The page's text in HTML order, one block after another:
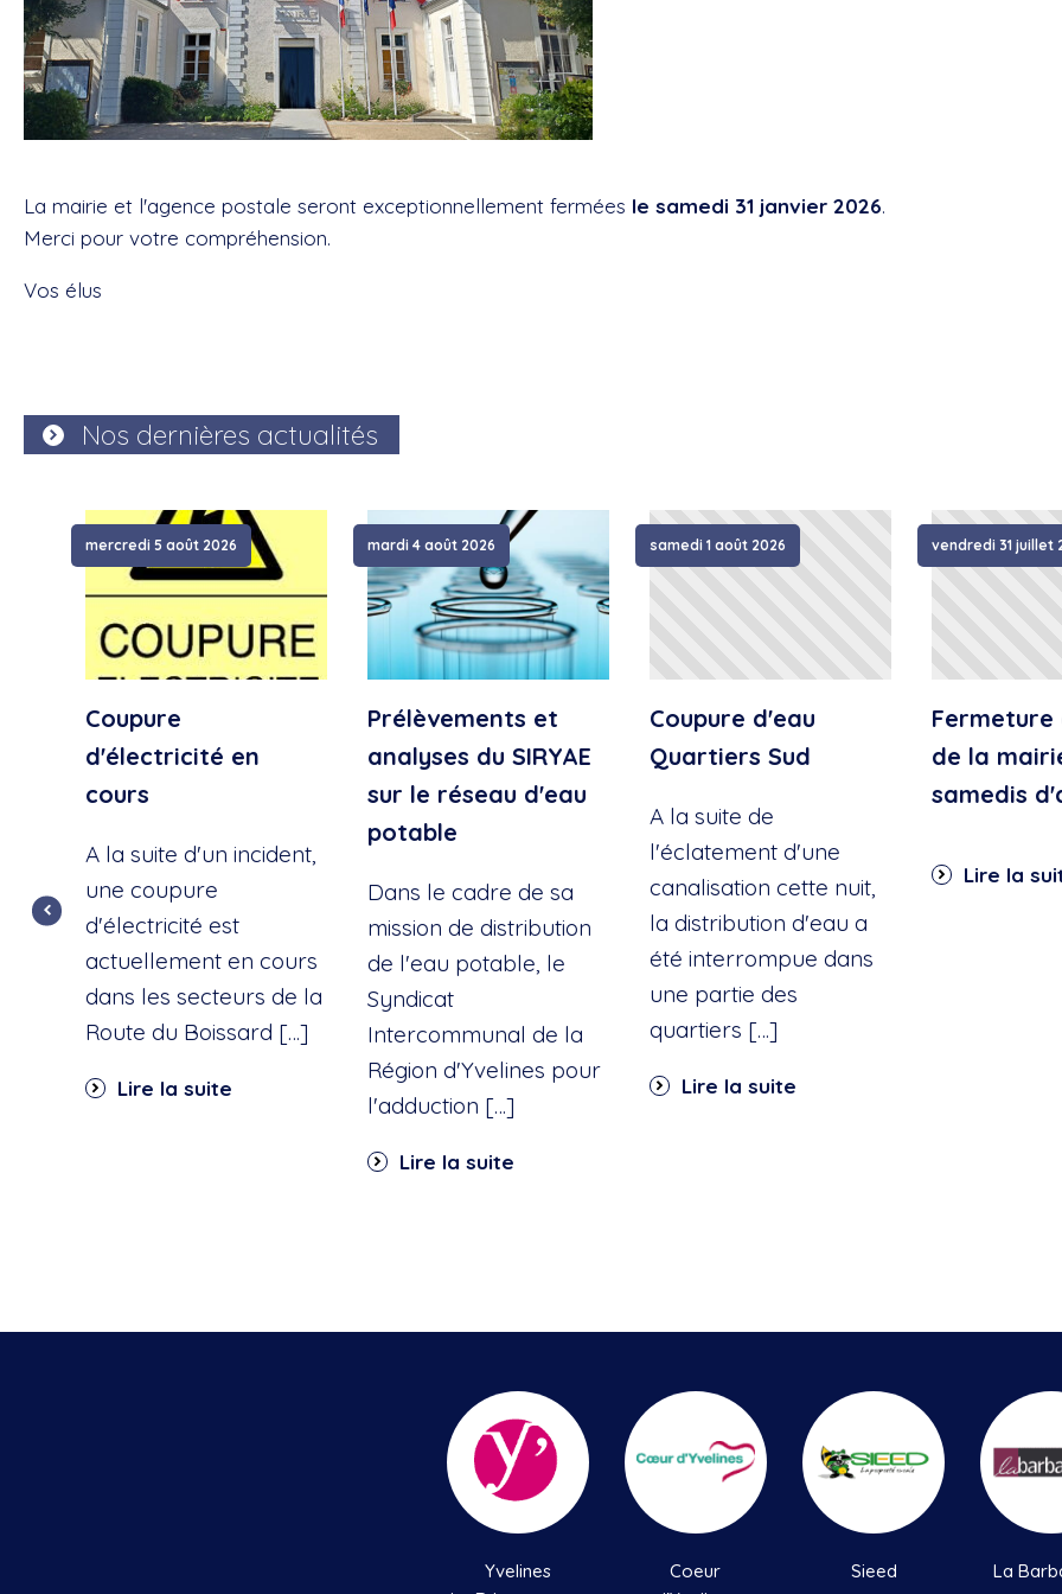
La mairie et l'agence postale seront exceptionnellement fermées le samedi 31 janvier 2026.
Merci pour votre compréhension.
Vos élus
Nos dernières actualités
mercredi 5 août 2026
Coupure
d'électricité en
cours
A la suite d'un incident,
une coupure
d'électricité est
actuellement en cours
dans les secteurs de la
Route du Boissard […]
Lire la suite
mardi 4 août 2026
Prélèvements et
analyses du SIRYAE
sur le réseau d'eau
potable
Dans le cadre de sa
mission de distribution
de l'eau potable, le
Syndicat
Intercommunal de la
Région d'Yvelines pour
l'adduction […]
Lire la suite
samedi 1 août 2026
Coupure d'eau
Quartiers Sud
A la suite de
l'éclatement d'une
canalisation cette nuit,
la distribution d'eau a
été interrompue dans
une partie des
quartiers […]
Lire la suite
vendredi 31 juillet
Fermeture
de la
samedis
Lire la
Yvelines
Coeur
Sieed La